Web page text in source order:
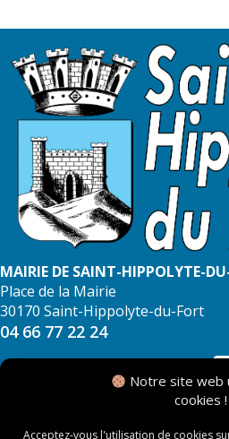
Notre site web
cookies !
Acceptez-vous l'utilisation de cookies
MAIRIE DE SAINT-HIPPOLYTE-
Place de la Mairie
30170 Saint-Hippolyte-du-Fort
04 66 77 22 24